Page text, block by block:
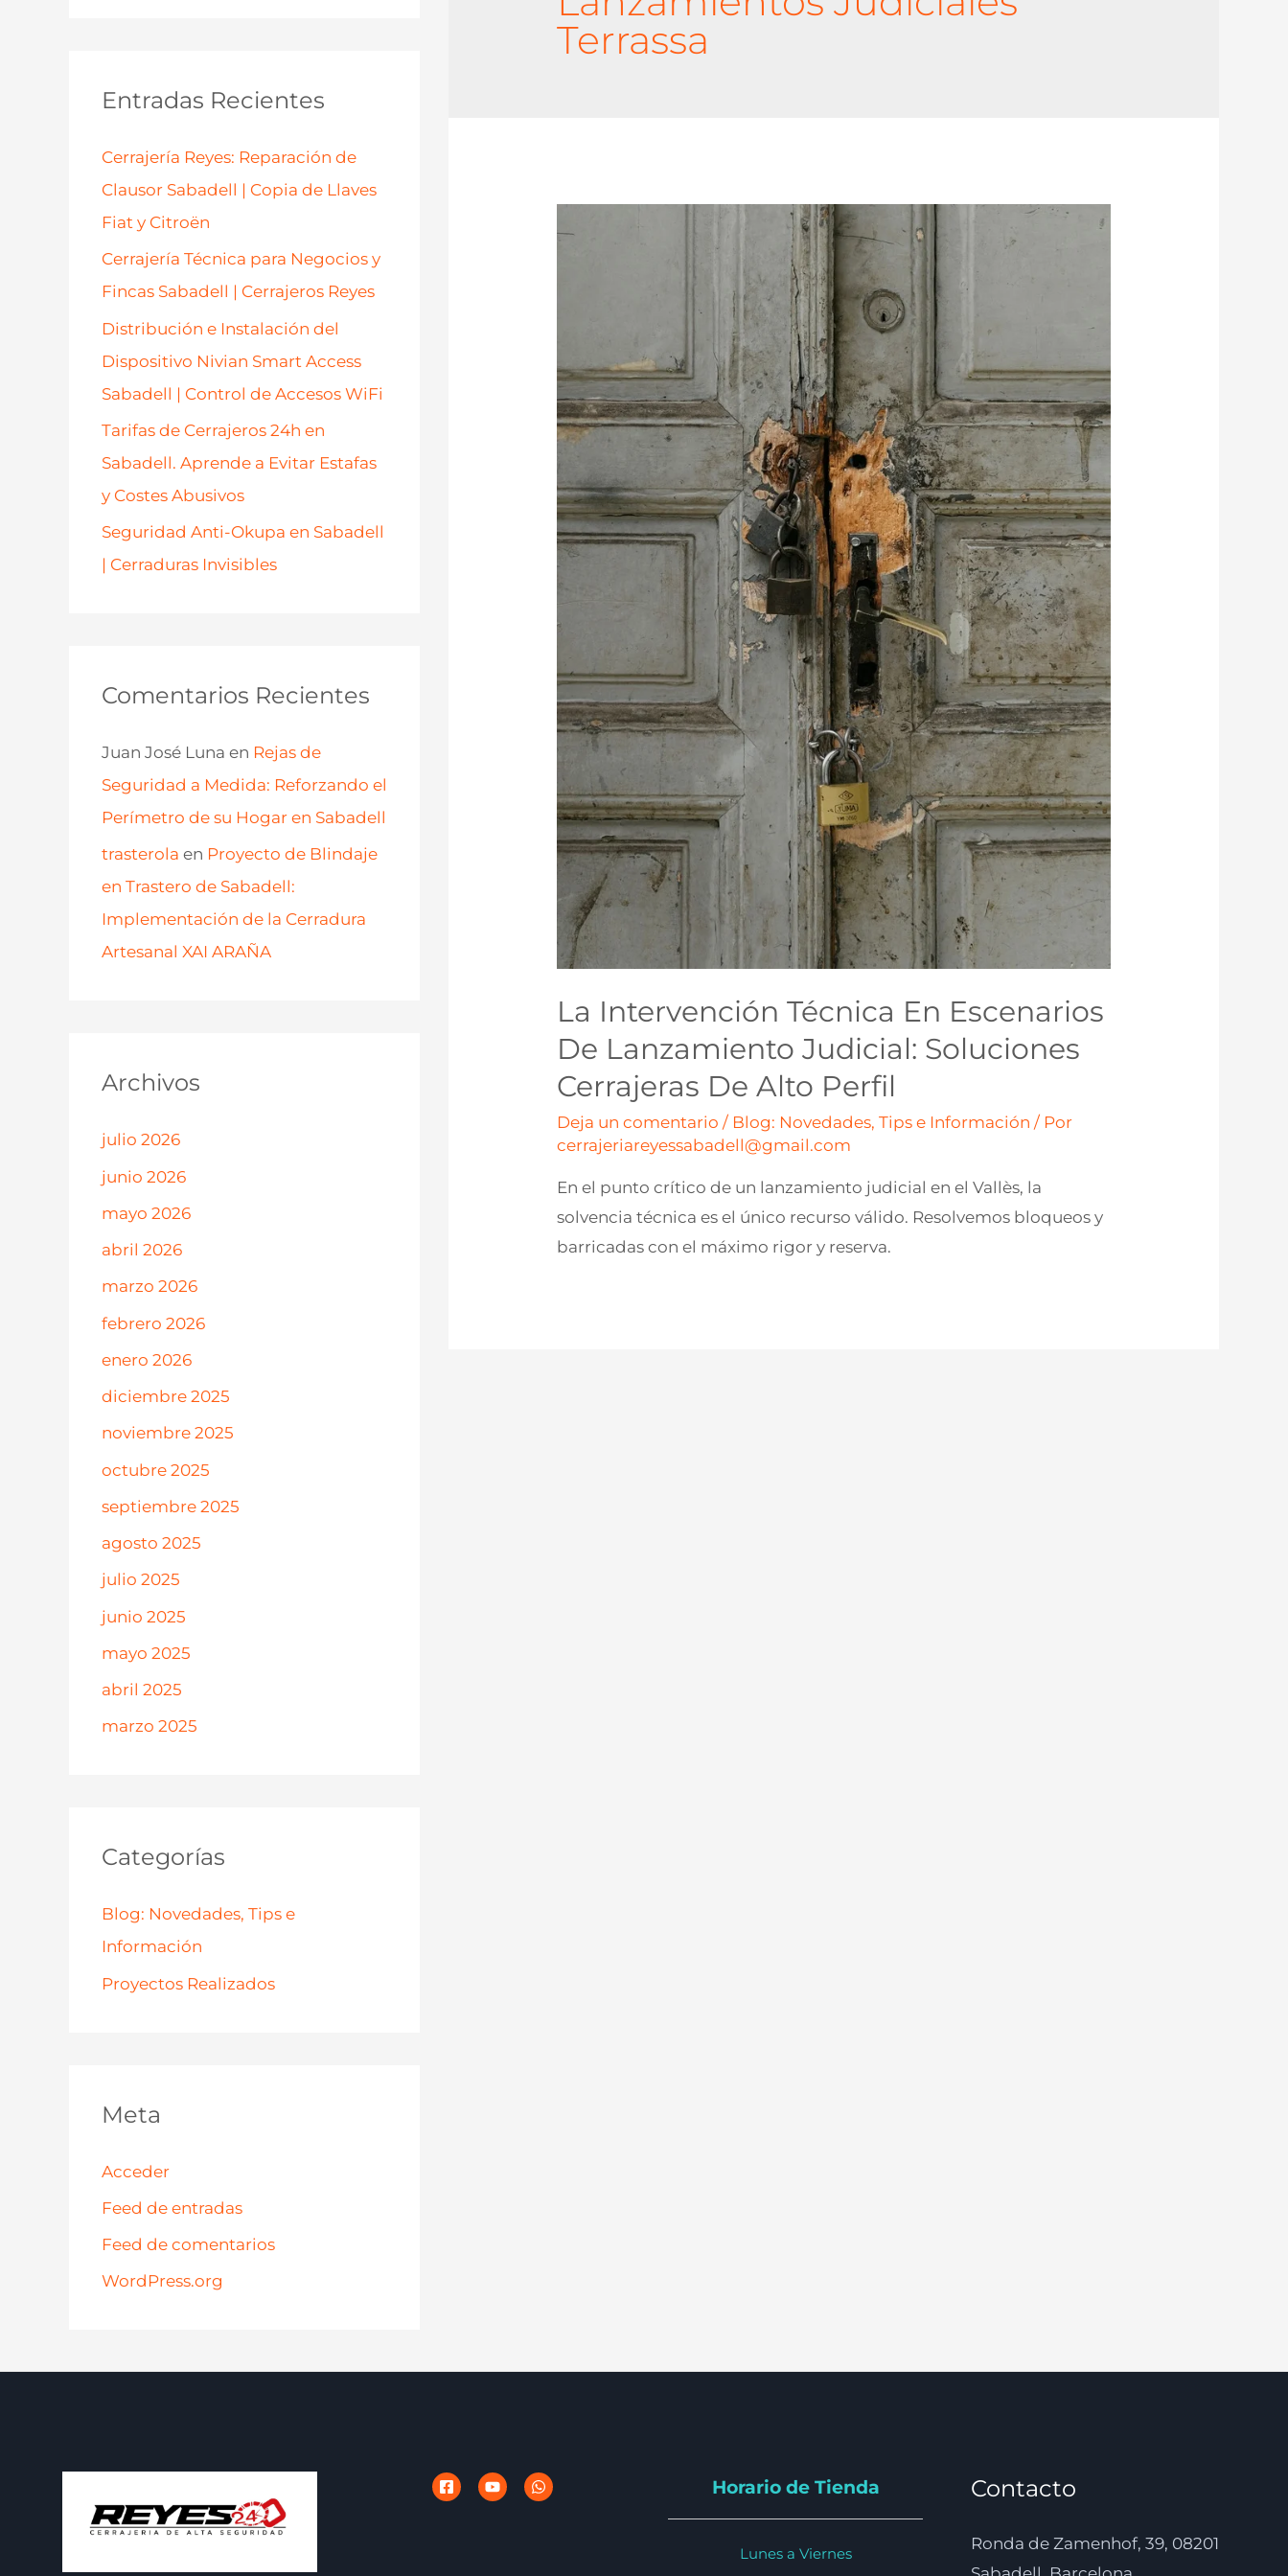
rEntradas Recientes
Cerrajería Reyes: Reparación de
Clausor Sabadell | Copia de Llaves
Fiat y Citroën
Cerrajería Técnica para Negocios y
Fincas Sabadell | Cerrajeros Reyes
Distribución e Instalación del
Dispositivo Nivian Smart Access
Sabadell | Control de Accesos WiFi
Tarifas de Cerrajeros 24h en
Sabadell. Aprende a Evitar Estafas
y Costes Abusivos
Seguridad Anti-Okupa en Sabadell
| Cerraduras Invisibles
Comentarios Recientes
Juan José Luna en Rejas de
Seguridad a Medida: Reforzando el
Perímetro de su Hogar en Sabadell
trasterola en Proyecto de Blindaje
en Trastero de Sabadell:
Implementación de la Cerradura
Artesanal XAI ARAÑA
Archivos
julio 2026
junio 2026
mayo 2026
abril 2026
marzo 2026
febrero 2026
enero 2026
diciembre 2025
noviembre 2025
octubre 2025
septiembre 2025
agosto 2025
julio 2025
junio 2025
mayo 2025
abril 2025
marzo 2025
Categorías
Blog: Novedades, Tips e
Información
Proyectos Realizados
Meta
Acceder
Feed de entradas
Feed de comentarios
WordPress.org
Terrassa
La Intervención Técnica En Escenarios
De Lanzamiento Judicial: Soluciones
Cerrajeras De Alto Perfil
Deja un comentario / Blog: Novedades, Tips e Información / Por
cerrajeriareyessabadell@gmail.com
En el punto crítico de un lanzamiento judicial en el Vallès, la
solvencia técnica es el único recurso válido. Resolvemos bloqueos y
barricadas con el máximo rigor y reserva.
Horario de Tienda
Lunes a Viernes
Contacto
Ronda de Zamenhof, 39, 08201